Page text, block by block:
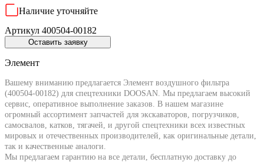
Наличие уточняйте
Артикул 400504-00182
Оставить заявку
Элемент
Вашему вниманию предлагается Элемент воздушного фильтра
(400504-00182) для спецтехники DOOSAN. Мы предлагаем высокий
сервис, оперативное выполнение заказов. В нашем магазине
огромный ассортимент запчастей для экскаваторов, погрузчиков,
самосвалов, катков, тягачей, и другой спецтехники всех известных
мировых и отечественных производителей, как оригинальные детали,
так и качественные аналоги.
Мы предлагаем гарантию на все детали, бесплатную доставку до